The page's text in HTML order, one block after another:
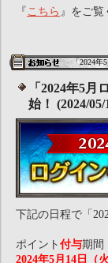
『 こちら 』をご覧
「2024
「2024年5
始！ (2024/05/
下記の日程で「
ポイント 付与期間
2024年5月14日（